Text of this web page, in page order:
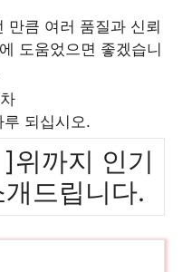
만큼 여러 품질과 신뢰
도움었으면 좋겠습니
되십시오.
위까지 인기
드립니다.